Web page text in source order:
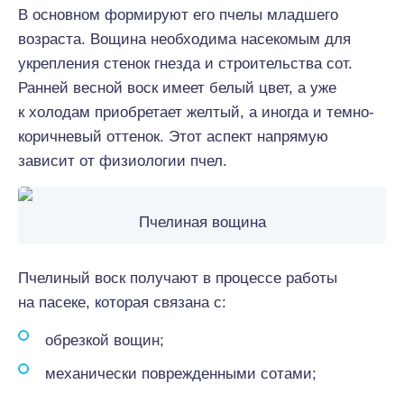
В основном формируют его пчелы младшего
возраста. Вощина необходима насекомым для
укрепления стенок гнезда и строительства сот.
Ранней весной воск имеет белый цвет, а уже
к холодам приобретает желтый, а иногда и темно-
коричневый оттенок. Этот аспект напрямую
зависит от физиологии пчел.
Пчелиная вощина
Пчелиный воск получают в процессе работы
на пасеке, которая связана с:
обрезкой вощин;
механически поврежденными сотами;